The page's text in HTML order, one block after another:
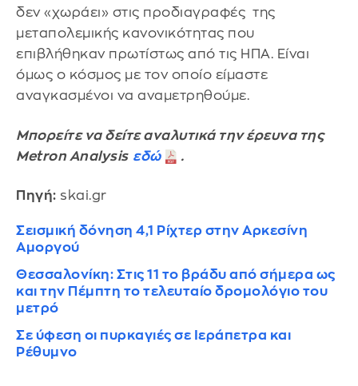
δεν «χωράει» στις προδιαγραφές της
μεταπολεμικής κανονικότητας που
επιβλήθηκαν πρωτίστως από τις ΗΠΑ. Είναι
όμως ο κόσμος με τον οποίο είμαστε
αναγκασμένοι να αναμετρηθούμε.
Μπορείτε να δείτε αναλυτικά την έρευνα της
Metron Analysis εδώ .
Πηγή: skai.gr
Σεισμική δόνηση 4,1 Ρίχτερ στην Αρκεσίνη
Αμοργού
Θεσσαλονίκη: Στις 11 το βράδυ από σήμερα ως
και την Πέμπτη το τελευταίο δρομολόγιο του
μετρό
Σε ύφεση οι πυρκαγιές σε Ιεράπετρα και
Ρέθυμνο